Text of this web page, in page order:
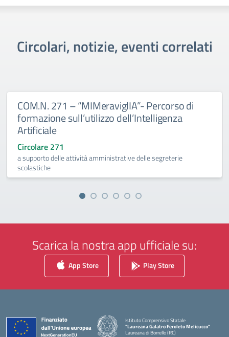
Circolari, notizie, eventi correlati
COM.N. 271 – “MIMeraviglIA”- Percorso di
formazione sull’utilizzo dell’Intelligenza
Artificiale
Circolare 271
a supporto delle attività amministrative delle segreterie
scolastiche
Scarica la nostra app ufficiale su:
App Store Play Store
Istituto Comprensivo Statale
"Laureana Galatro Feroleto Melicucco"
Laureana di Borrello (RC)